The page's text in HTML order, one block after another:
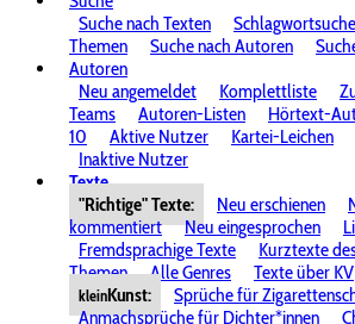
Suche nach Texten
Schlagwortsuche
Themen
Suche nach Autoren
Autoren
Neu angemeldet
Komplettliste
Teams
Autoren-Listen Hörtext-
10
Aktive Nutzer Kartei-Leichen
Inaktive Nutzer
Texte
"Richtige" Texte:
Neu erschienen
kommentiert
Neu eingesprochen
Fremdsprachige Texte
Kurztexte
Themen
Alle Genres Texte über KV
kleinKunst:
Sprüche für
Anmachsprüche für Dichter*innen